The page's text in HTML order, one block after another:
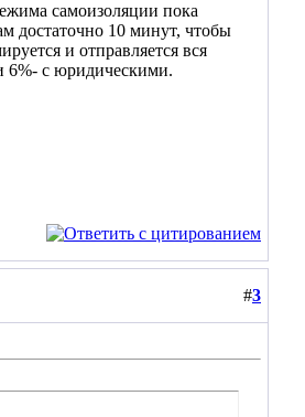
самоизоляции пока
достаточно 10 минут, чтобы
и отправляется вся
6%- с юридическими.
#3